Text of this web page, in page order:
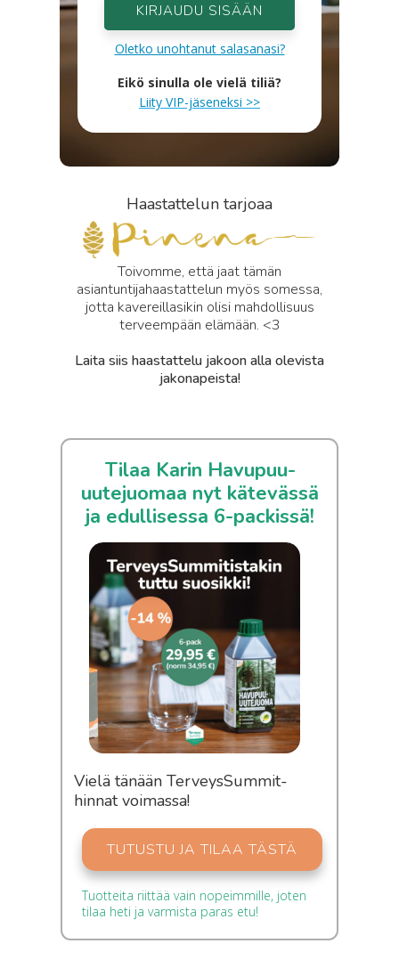
KIRJAUDU SISÄÄN
Oletko unohtanut salasanasi?
Eikö sinulla ole vielä tiliä?
Liity VIP-jäseneksi >>
Haastattelun tarjoaa
Toivomme, että jaat tämän
asiantuntijahaastattelun myös somessa,
jotta kavereillasikin olisi mahdollisuus
terveempään elämään. <3
Laita siis haastattelu jakoon alla olevista
jakonapeista!
Tilaa Karin Havupuu-
uutejuomaa nyt kätevässä
ja edullisessa 6-packissä!
Vielä tänään TerveysSummit-
hinnat voimassa!
TUTUSTU JA TILAA TÄSTÄ
Tuotteita riittää vain nopeimmille, joten
tilaa heti ja varmista paras etu!